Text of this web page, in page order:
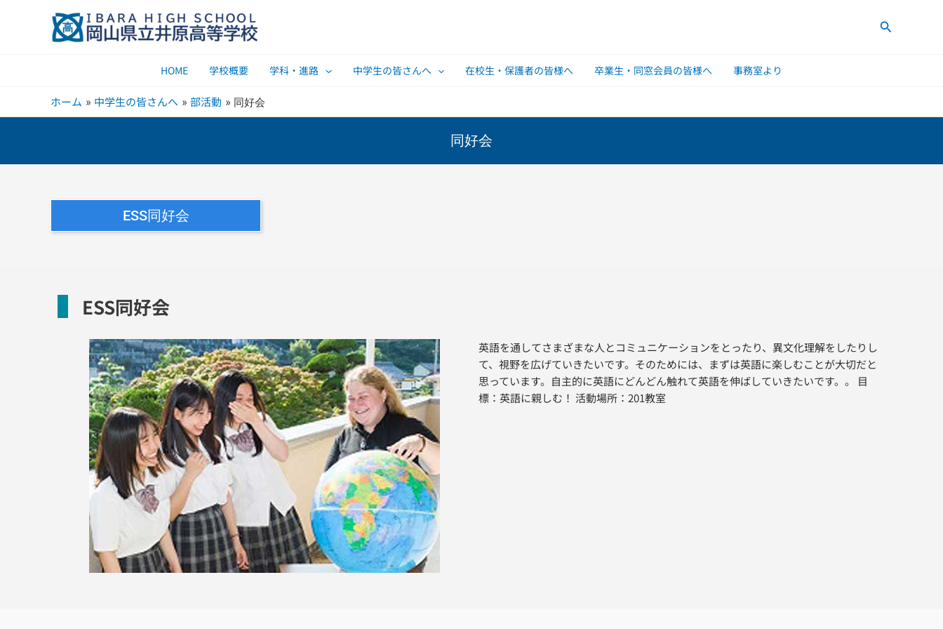
検
HOME 学校概要 学科・進路 中学生の皆さんへ 在校生・保護者の皆様へ 卒業生・同窓会員の皆様へ 事務室より
ホーム 中学生の皆さんへ 部活動 同好会
同好会
ESS同好会
ESS同好会
英語を通してさまざまな人とコミュニケーションをとったり、異文化理解をしたりし
て、視野を広げていきたいです。そのためには、まずは英語に楽しむことが大切だと
思っています。自主的に英語にどんどん触れて英語を伸ばしていきたいです。。 目
標：英語に親しむ！ 活動場所：201教室